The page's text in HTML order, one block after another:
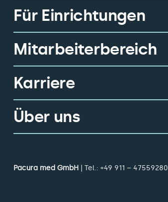
Für Einrichtungen
Mitarbeiterbereich
Karriere
Über uns
Pacura med GmbH | Tel.: +49 911 – 47559280